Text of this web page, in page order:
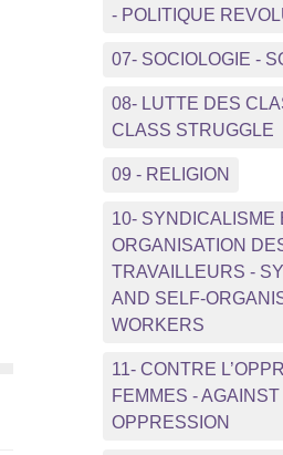
- POLITIQUE
07- SOCIOLOGIE -
08- LUTTE DES
CLASS STRUGGLE
09 - RELIGION
10- SYNDICALISME
ORGANISATION
TRAVAILLEURS -
AND SELF-
WORKERS
11- CONTRE
FEMMES - AGAINST
OPPRESSION